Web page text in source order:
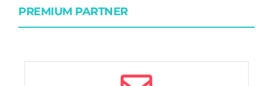
PREMIUM PARTNER